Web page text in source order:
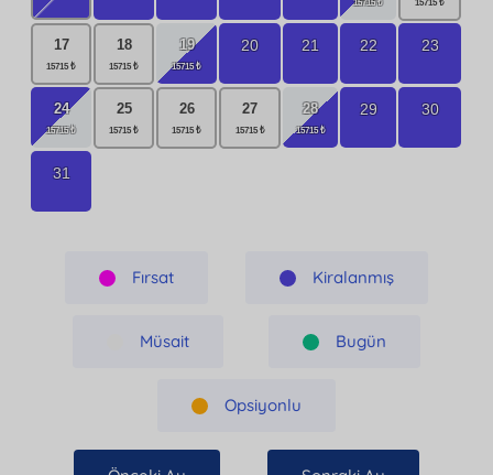
17 18 19 20 21 22 23
24 25 26 27 28 29 30
31
Fırsat Kiralanmış
Müsait Bugün
Opsiyonlu